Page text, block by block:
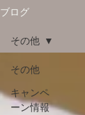
ブログ
その他
キャンペ
ーン情報
その他